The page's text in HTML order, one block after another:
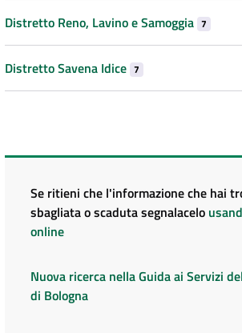
Distretto Reno, Lavino e Samoggia 7
Distretto Savena Idice 7
Se ritieni che l'informazione che hai
sbagliata o scaduta segnalacelo
online
Nuova ricerca nella Guida ai Servizi
di Bologna